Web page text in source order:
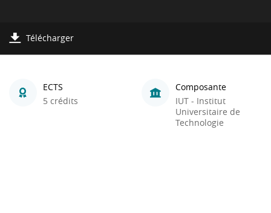
Télécharger
ECTS
5 crédits
Composante
IUT - Institut
Universitaire de
Technologie